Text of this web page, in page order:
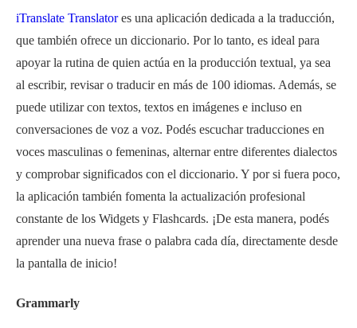
iTranslate Translator es una aplicación dedicada a la traducción,
que también ofrece un diccionario. Por lo tanto, es ideal para
apoyar la rutina de quien actúa en la producción textual, ya sea
al escribir, revisar o traducir en más de 100 idiomas. Además, se
puede utilizar con textos, textos en imágenes e incluso en
conversaciones de voz a voz. Podés escuchar traducciones en
voces masculinas o femeninas, alternar entre diferentes dialectos
y comprobar significados con el diccionario. Y por si fuera poco,
la aplicación también fomenta la actualización profesional
constante de los Widgets y Flashcards. ¡De esta manera, podés
aprender una nueva frase o palabra cada día, directamente desde
la pantalla de inicio!
Grammarly